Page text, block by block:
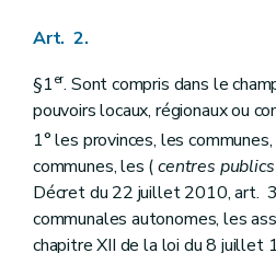
Art. 30
Art. 31
Art. 32
Chapitre VI Contrôle et
Art. 33
Art. 34
Chapitre VII Dispositions
Art. 35
Art. 36
Art. 37
Art. 2.
§1er. Sont compris dans le
pouvoirs locaux, régionaux ou
1° les provinces, les
communes, les (centres
Décret du 22 juillet 2010, art.
communales autonomes, les
chapitre XII de la loi du 8 juillet